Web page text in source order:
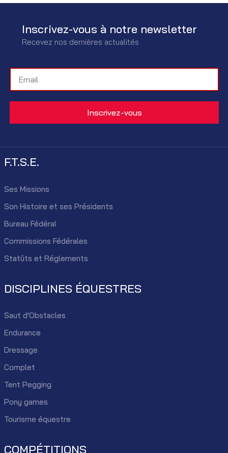
Inscrivez-vous à notre newsletter
Recevez nos dernières actualités
F.T.S.E.
Ses Missions
Son Histoire et ses Présidents
Bureau Fédéral
Commissions Fédérales
Statûts et Réglements
DISCIPLINES ÉQUESTRES
Saut d'Obstacles
Endurance
Dressage
Complet
Tent Pegging
Pony games
Tourisme équestre
COMPÉTITIONS